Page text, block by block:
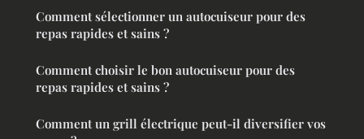
Comment sélectionner un autocuiseur pour des
repas rapides et sains ?
Comment choisir le bon autocuiseur pour des
repas rapides et sains ?
Comment un grill électrique peut-il diversifier vos